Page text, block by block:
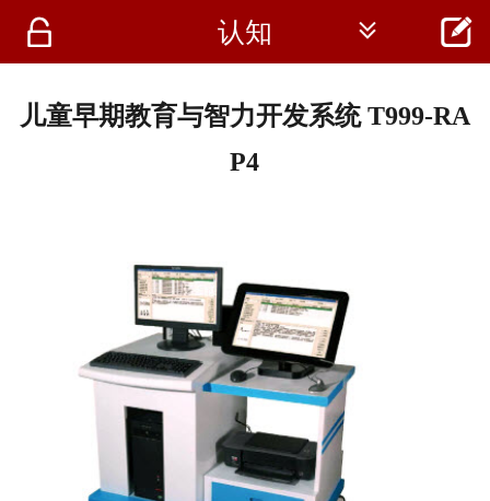
 首页
 认知  
儿童早期教育与智力开发系统 T999-RA
P4